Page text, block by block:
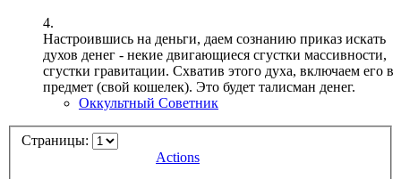
4.
Настроившись на деньги, даем сознанию приказ искать
духов денег - некие двигающиеся сгустки массивности,
сгустки гравитации. Схватив этого духа, включаем его в
предмет (свой кошелек). Это будет талисман денег.
Оккультный Советник
Страницы:
Actions